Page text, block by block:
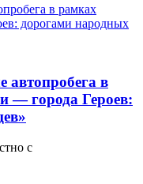
автопробега в
— города Героев:
с